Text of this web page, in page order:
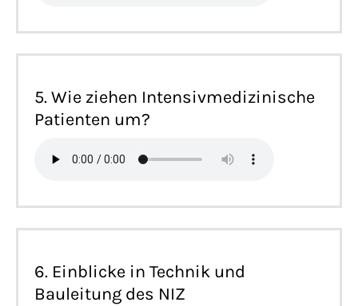
5. Wie ziehen Intensivmedizinische
Patienten um?
6. Einblicke in Technik und
Bauleitung des NIZ